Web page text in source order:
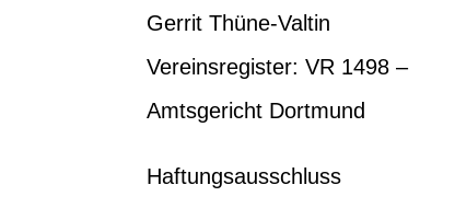
Gerrit Thüne-Valtin
Vereinsregister: VR 1498 –
Amtsgericht Dortmund
Haftungsausschluss